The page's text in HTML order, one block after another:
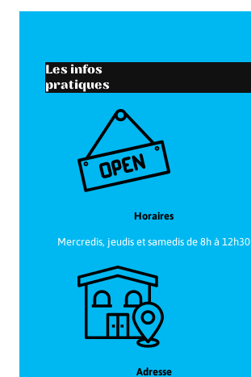
Les infos
pratiques
Horaires
Mercredis, jeudis et samedis de 8h à 12h30
Adresse